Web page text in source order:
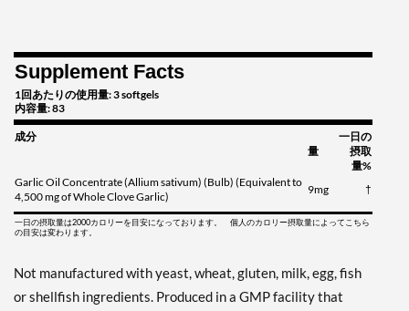
Supplement Facts
1回あたりの使用量: 3 softgels
内容量: 83
成分
量
一日の
摂取
量%
Garlic Oil Concentrate (Allium sativum) (Bulb) (Equivalent to
4,500 mg of Whole Clove Garlic)
9mg †
一日の摂取量は2000カロリーを目安になっております。 個人のカロリー摂取量によってこちら
の目安は変わります。
Not manufactured with yeast, wheat, gluten, milk, egg, fish
or shellfish ingredients. Produced in a GMP facility that